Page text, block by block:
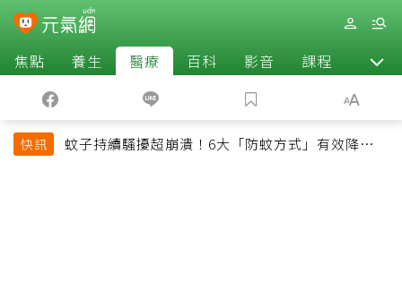
焦點 養生 醫療 百科 影音 課程 退休
快訊
蚊子持續騷擾超崩潰！6大「防蚊方式」有效降低被